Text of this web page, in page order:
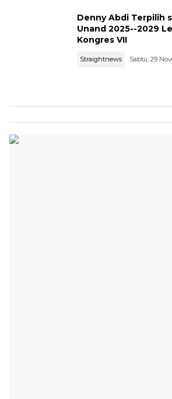
Denny Abdi Terpilih
Unand 2025--2029
Kongres VII
Straightnews Sabtu, 29